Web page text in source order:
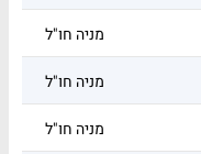
מניה חו"ל
מניה חו"ל
מניה חו"ל